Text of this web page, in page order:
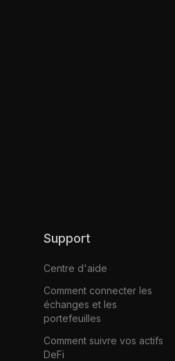
Support
Centre d'aide
Comment connecter les
échanges et les
portefeuilles
Comment suivre vos actifs
DeFi